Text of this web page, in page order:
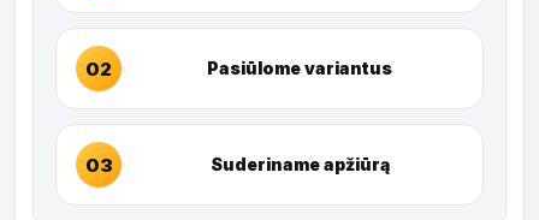
02 Pasiūlome variantus
03 Suderiname apžiūrą